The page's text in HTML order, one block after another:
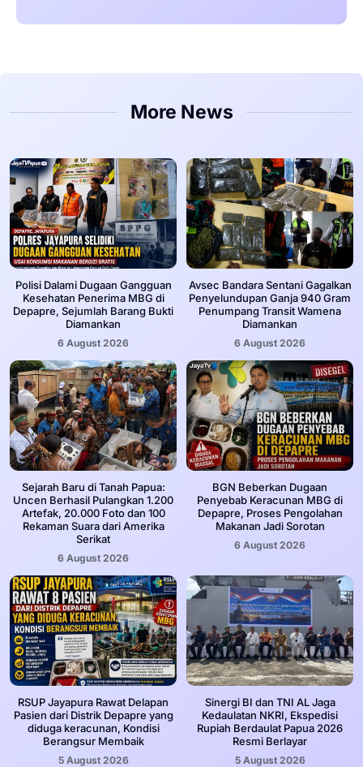
More News
‎Polisi Dalami Dugaan Gangguan
Kesehatan Penerima MBG di
Depapre, Sejumlah Barang Bukti
Diamankan
6 August 2026
Avsec Bandara Sentani Gagalkan
Penyelundupan Ganja 940 Gram
Penumpang Transit Wamena
Diamankan
6 August 2026
Sejarah Baru di Tanah Papua:
Uncen Berhasil Pulangkan 1.200
Artefak, 20.000 Foto dan 100
Rekaman Suara dari Amerika
Serikat
6 August 2026
BGN Beberkan Dugaan
Penyebab Keracunan MBG di
Depapre, Proses Pengolahan
Makanan Jadi Sorotan
6 August 2026
RSUP Jayapura Rawat Delapan
Pasien dari Distrik Depapre yang
diduga keracunan, Kondisi
Berangsur Membaik
5 August 2026
Sinergi BI dan TNI AL Jaga
Kedaulatan NKRI, Ekspedisi
Rupiah Berdaulat Papua 2026
Resmi Berlayar
5 August 2026